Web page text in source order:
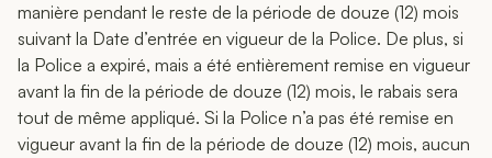
manière pendant le reste de la période de douze (12) mois
suivant la Date d’entrée en vigueur de la Police. De plus, si
la Police a expiré, mais a été entièrement remise en vigueur
avant la fin de la période de douze (12) mois, le rabais sera
tout de même appliqué. Si la Police n’a pas été remise en
vigueur avant la fin de la période de douze (12) mois, aucun